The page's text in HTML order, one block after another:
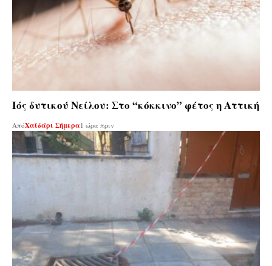
Ιός δυτικού Νείλου: Στο “κόκκινο” φέτος η Αττική
ΑπόΧαϊδάρι Σήμερα 1 ώρα πριν